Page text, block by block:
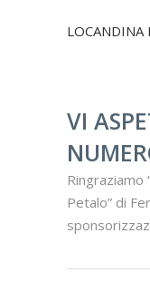
LOCANDINA
VI
Ringraziamo
Petalo” di